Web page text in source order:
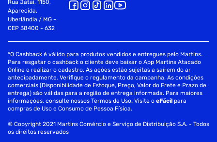
Rua Jataí, 1150,
Aparecida,
Uberlândia / MG -
CEP 38400 - 632
*O Cashback é válido para produtos vendidos e entregues pelo Martins.
Para resgatar o cashback o cliente deve baixar o App Martins Atacado
Online e realizar o cadastro. As ações estão sujeitas a saírem do ar
antecipadamente. Verifique o regulamento da campanha. As condições
comerciais (Disponibilidade de Estoque, Preço, Valor do Frete e Prazo de
entrega) são válidas para a região de entrega informada. Para maiores
informações, consulte nossos Termos de Uso. Visite oeFácil para
compras de Uso e Consumo de Pessoa Física.
© Copyright 2021 Martins Comércio e Serviço de Distribuição S.A. - Todos
os direitos reservados